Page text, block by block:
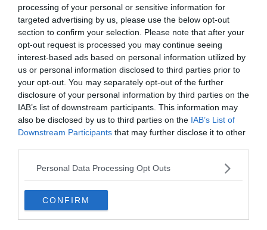
processing of your personal or sensitive information for
targeted advertising by us, please use the below opt-out
section to confirm your selection. Please note that after your
opt-out request is processed you may continue seeing
interest-based ads based on personal information utilized by
us or personal information disclosed to third parties prior to
your opt-out. You may separately opt-out of the further
disclosure of your personal information by third parties on the
IAB’s list of downstream participants. This information may
also be disclosed by us to third parties on the IAB’s List of
Downstream Participants that may further disclose it to other
Personal Data Processing Opt Outs
CONFIRM
Készen állsz?
0%
Szabad-e kikerülni a
megkülönböztető
fényjelzését használó
gépjárművet?